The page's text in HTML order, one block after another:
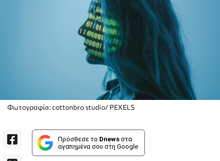
Φωτογραφία: cottonbro studio/ PEXELS
Πρόσθεσε το Dnews στα
αγαπημένα σου στη Google